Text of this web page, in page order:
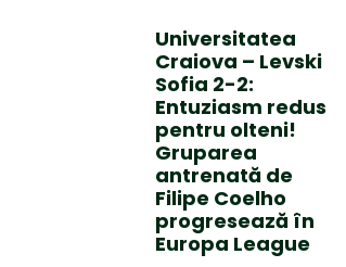
Universitatea
Craiova – Levski
Sofia 2-2:
Entuziasm redus
pentru olteni!
Gruparea
antrenată de
Filipe Coelho
progresează în
Europa League